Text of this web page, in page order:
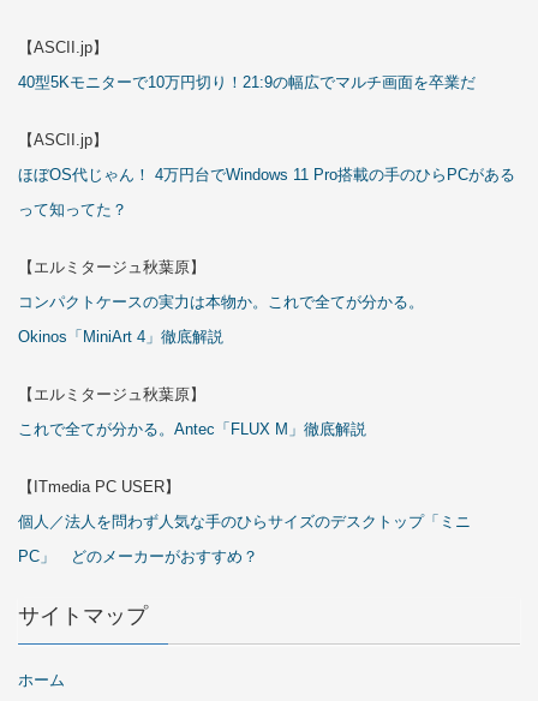
【ASCII.jp】
40型5Kモニターで10万円切り！21:9の幅広でマルチ画面を卒業だ
【ASCII.jp】
ほぼOS代じゃん！ 4万円台でWindows 11 Pro搭載の手のひらPCがある
って知ってた？
【エルミタージュ秋葉原】
コンパクトケースの実力は本物か。これで全てが分かる。
Okinos「MiniArt 4」徹底解説
【エルミタージュ秋葉原】
これで全てが分かる。Antec「FLUX M」徹底解説
【ITmedia PC USER】
個人／法人を問わず人気な手のひらサイズのデスクトップ「ミニ
PC」 どのメーカーがおすすめ？
サイトマップ
ホーム